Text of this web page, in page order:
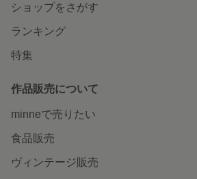
ショップをさがす
ランキング
特集
作品販売について
minneで売りたい
食品販売
ヴィンテージ販売